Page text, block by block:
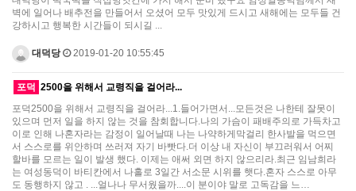
벽에 일어나 배추전을 만들어서 오셨어 모두 맛있게 드시고 새해에는 모두들 건
강하시고 행복한 시간들이 되시길 ...
대덕당 2019-01-20 10:55:45
포덕 2500을 위해서 교령직을 걸어라...
포덕2500을 위해서 교령직을 걸어라...1.들어가면서...모든것은 나한테 잘못이
있으며 먼저 일을 하지 않는 것을 참회합니다.나의 가슴이 패배주의로 가득차고
이로 인해 나혼자라는 감정이 일어날때 나는 나약하게막걸리 한사발을 먹으면
서 스스로를 위안하며 쓰러져 자기 바빳다.더 이상 내 자신이 부끄러워서 어찌
할바를 모르는 일이 발생 했다. 이제는 애써 외면 하지 않으리라.최근 임남희라
는 여성동덕이 바티칸에서 나홀로 3일간 서소문 시위를 햇다.혼자 스스로 아무
도 동행하지 않고 . ...얼나나 무서웠을까....이 분이야 말로 고독감을 느…